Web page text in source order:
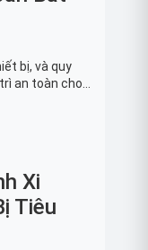
bị, và quy
an toàn cho
ráp xe hơi.
Xi
Tiêu